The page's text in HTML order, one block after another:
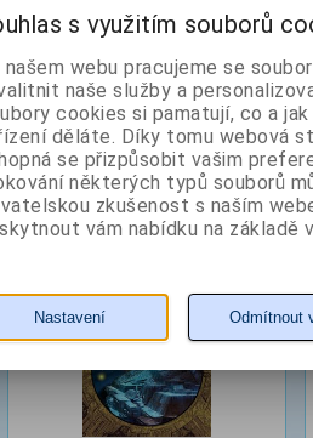
Vychází ve spolupráci s nakladatelstvím
Z naší nabídky vám
Ani sami bohové
Autor: Asimov Isaac
s využitím souborů
našem webu pracujeme se
naše služby a
cookies si pamatují, co a
děláte. Díky tomu webová
se přizpůsobit vašim
některých typů souborů
zkušenost s naším
vám nabídku na základě
Nastavení Odmítnout